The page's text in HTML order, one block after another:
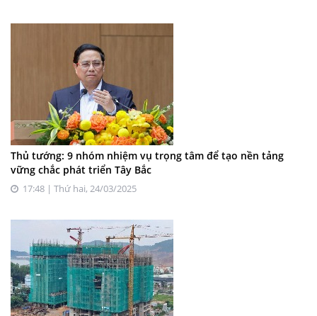
Thủ tướng: 9 nhóm nhiệm vụ trọng tâm để tạo nền tảng
vững chắc phát triển Tây Bắc
17:48 | Thứ hai, 24/03/2025